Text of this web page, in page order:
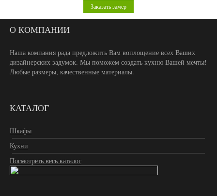
Заказать замер
О КОМПАНИИ
Наша компания рада предложить Вам воплощение всех Ваших
дизайнерских задумок. Мы поможем создать кухню Вашей мечты!
Любые размеры, качественные материалы.
КАТАЛОГ
Шкафы
Кухни
Посмотреть весь каталог